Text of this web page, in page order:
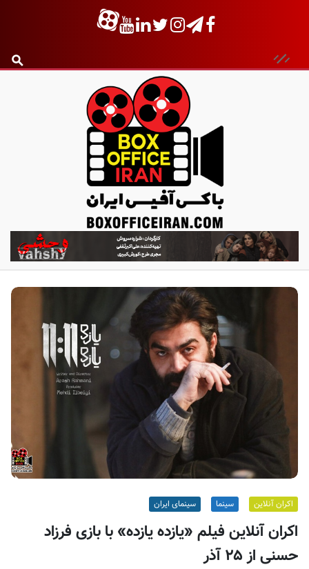
ب
ا
ک
س
ف
ی
س
ا
ی
ر
اکران آنلاین سینما سینمای ایران
اکران آنلاین فیلم «یازده یازده» با بازی فرزاد
حسنی از ۲۵ آذر